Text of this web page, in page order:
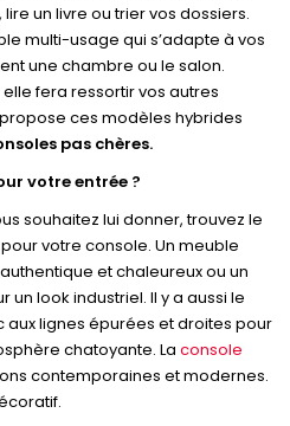
un livre ou trier vos dossiers.
multi-usage qui s’adapte à vos
une chambre ou le salon.
fera ressortir vos autres
ces modèles hybrides
pas chères.
votre entrée ?
souhaitez lui donner, trouvez le
votre console. Un meuble
et chaleureux ou un
look industriel. Il y a aussi le
lignes épurées et droites pour
chatoyante. La console
contemporaines et modernes.